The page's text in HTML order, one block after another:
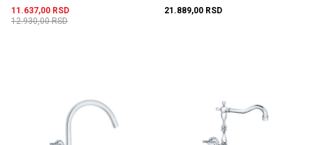
11.637,00 RSD
12.930,00RSD
21.889,00 RSD